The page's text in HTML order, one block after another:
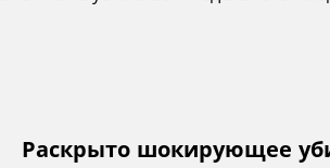
Раскрыто шокирующее